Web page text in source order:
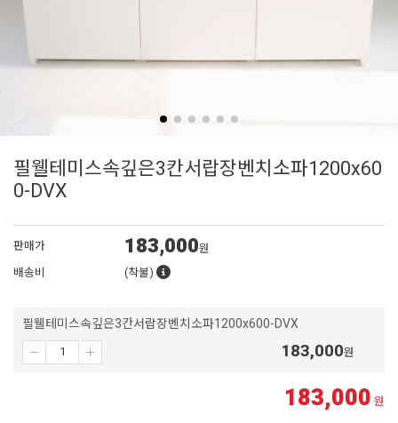
필웰테미스속깊은3칸서랍장벤치소파1200x60
0-DVX
판매가 183,000원
배송비
(착불)
필웰테미스속깊은3칸서랍장벤치소파1200x600-DVX
183,000원
183,000 원